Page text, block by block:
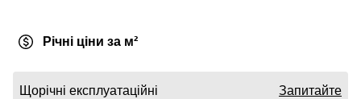
Річні ціни за м²
Щорічні експлуатаційні
Запитайте